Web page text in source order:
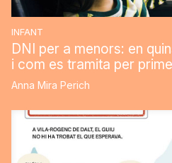
INFANT
DNI per a menors: en
i com es tramita per
Anna Mira Perich